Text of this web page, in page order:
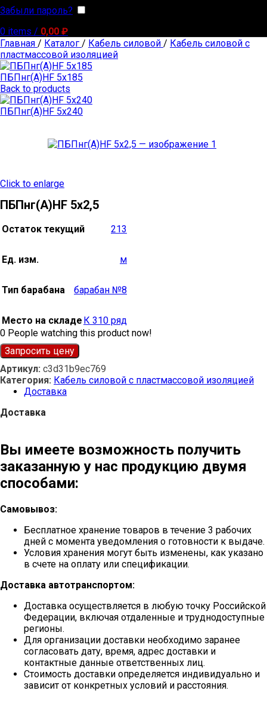
Забыли пароль?
0 items / 0,00 ₽
Главная / Каталог / Кабель силовой / Кабель силовой с
пластмассовой изоляцией
ПБПнг(А)HF 5х185
Back to products
ПБПнг(А)HF 5х240
Click to enlarge
ПБПнг(А)HF 5х2,5
Остаток текущий 213
Ед. изм. м
Тип барабана барабан №8
Место на складе К 310 ряд
0 People watching this product now!
Запросить цену
Артикул: c3d31b9ec769
Категория: Кабель силовой с пластмассовой изоляцией
Доставка
Доставка
Вы имеете возможность получить
заказанную у нас продукцию двумя
способами:
Самовывоз:
Бесплатное хранение товаров в течение 3 рабочих
дней с момента уведомления о готовности к выдаче.
Условия хранения могут быть изменены, как указано
в счете на оплату или спецификации.
Доставка автотранспортом:
Доставка осуществляется в любую точку Российской
Федерации, включая отдаленные и труднодоступные
регионы.
Для организации доставки необходимо заранее
согласовать дату, время, адрес доставки и
контактные данные ответственных лиц.
Стоимость доставки определяется индивидуально и
зависит от конкретных условий и расстояния.